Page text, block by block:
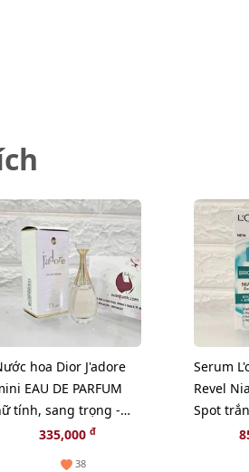
hoa Dior J'adore
EAU DE PARFUM
tính, sang trọng -
EDP, 5ml.335,000 đ
38
Serum
Revel
Spot
giảm